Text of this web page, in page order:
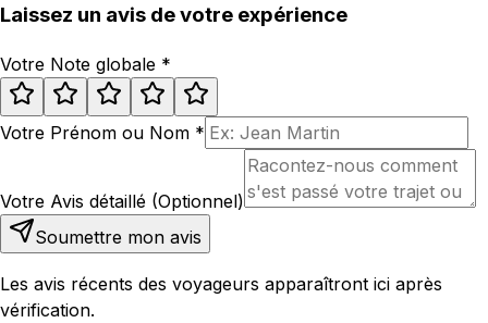
Laissez un avis de votre expérience
Votre Note globale *
Votre Prénom ou Nom *
Votre Avis détaillé (Optionnel)
Soumettre mon avis
Les avis récents des voyageurs apparaîtront ici après
vérification.